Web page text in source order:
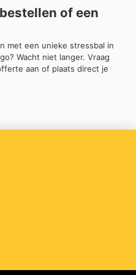
of een
met een unieke stressbal in
Wacht niet langer. Vraag
aan of plaats direct je